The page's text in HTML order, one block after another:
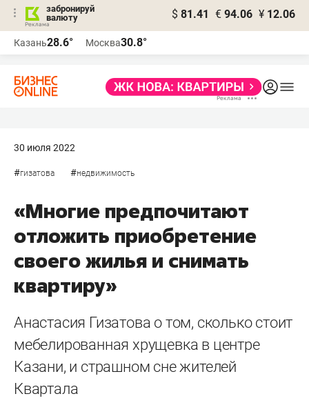
забронируй
валюту
$ 81.41 € 94.06 ¥ 12.06
Казань28.6° Москва30.8°
30 июля 2022
#гизатова #недвижимость
«Многие предпочитают
отложить приобретение
своего жилья и снимать
квартиру»
Анастасия Гизатова о том, сколько стоит
мебелированная хрущевка в центре
Казани, и страшном сне жителей
Квартала